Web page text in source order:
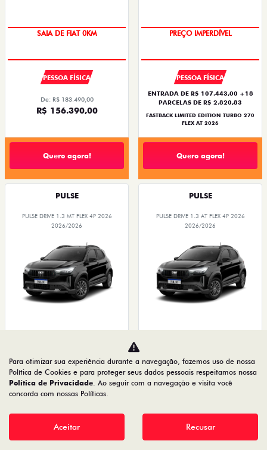
PREÇO IMPERDÍVEL
PESSOA FÍSICA
De: R$ 183.490,00
R$ 156.390,00
Quero agora!
COM USADO NA TROCA
PESSOA FÍSICA
ENTRADA DE R$ 107.443,00 +18
PARCELAS DE R$ 2.820,83
FASTBACK LIMITED EDITION TURBO 270
FLEX AT 2026
Quero agora!
PULSE
PULSE DRIVE 1.3 MT FLEX 4P 2026
2026/2026
PESSOA FÍSICA
À VISTA POR R$ 99.990,00
PULSE
PULSE DRIVE 1.3 AT FLEX 4P 2026
2026/2026
PESSOA FÍSICA
Para otimizar sua experiência durante a navegação, fazemos uso de nossa
Política de Cookies e para proteger seus dados pessoais respeitamos nossa
Política de Privacidade. Ao seguir com a navegação e visita você
concorda com nossas Políticas.
Aceitar Recusar